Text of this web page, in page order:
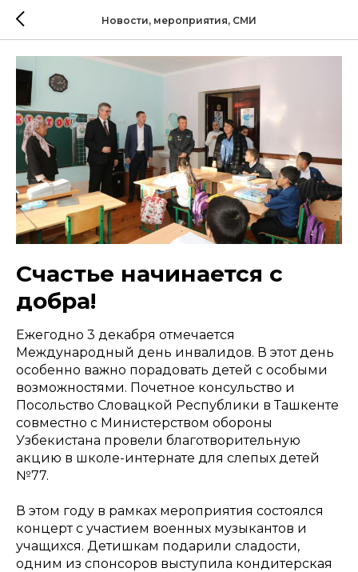
Новости, мероприятия, СМИ
Счастье начинается с
добра!
Ежегодно 3 декабря отмечается
Международный день инвалидов. В этот день
особенно важно порадовать детей с особыми
возможностями. Почетное консульство и
Посольство Словацкой Республики в Ташкенте
совместно с Министерством обороны
Узбекистана провели благотворительную
акцию в школе-интернате для слепых детей
№77.
В этом году в рамках мероприятия состоялся
концерт с участием военных музыкантов и
учащихся. Детишкам подарили сладости,
одним из спонсоров выступила кондитерская